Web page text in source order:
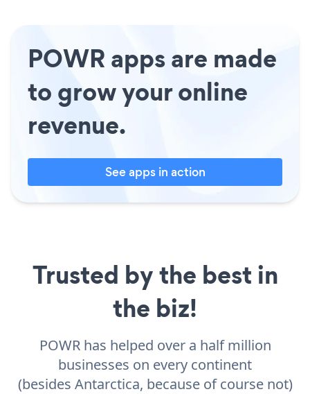
POWR apps are made
to grow your online
revenue.
See apps in action
Trusted by the best in
the biz!
POWR has helped over a half million
businesses on every continent
(besides Antarctica, because of course not)